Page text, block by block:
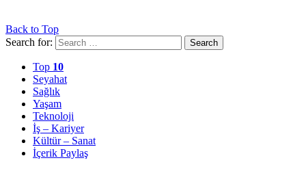
Back to Top
Search for:
Search
Top 10
Seyahat
Sağlık
Yaşam
Teknoloji
İş – Kariyer
Kültür – Sanat
İçerik Paylaş